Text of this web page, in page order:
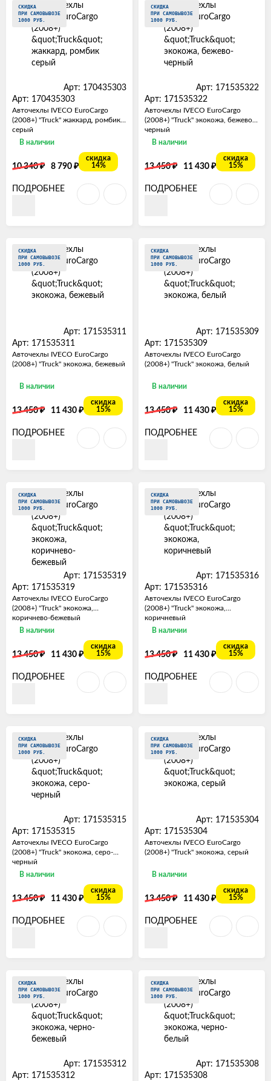
СКИДКА
ПРИ САМОВЫВОЗЕ
1000 РУБ.
Арт: 170435303
Арт: 170435303
Авточехлы IVECO EuroCargo
(2008+) "Truck" жаккард, ромбик
серый
В наличии
10 340₽ 8 790 ₽
скидка
14%
ПОДРОБНЕЕ
СКИДКА
ПРИ САМОВЫВОЗЕ
1000 РУБ.
Арт: 171535322
Арт: 171535322
Авточехлы IVECO EuroCargo
(2008+) "Truck" экокожа, бежево-
черный
В наличии
13 450₽ 11 430 ₽
скидка
15%
ПОДРОБНЕЕ
СКИДКА
ПРИ САМОВЫВОЗЕ
1000 РУБ.
Арт: 171535311
Арт: 171535311
Авточехлы IVECO EuroCargo
(2008+) "Truck" экокожа, бежевый
В наличии
13 450₽ 11 430 ₽
скидка
15%
ПОДРОБНЕЕ
СКИДКА
ПРИ САМОВЫВОЗЕ
1000 РУБ.
Арт: 171535309
Арт: 171535309
Авточехлы IVECO EuroCargo
(2008+) "Truck" экокожа, белый
В наличии
13 450₽ 11 430 ₽
скидка
15%
ПОДРОБНЕЕ
СКИДКА
ПРИ САМОВЫВОЗЕ
1000 РУБ.
Арт: 171535319
Арт: 171535319
Авточехлы IVECO EuroCargo
(2008+) "Truck" экокожа,
коричнево-бежевый
В наличии
13 450₽ 11 430 ₽
скидка
15%
ПОДРОБНЕЕ
СКИДКА
ПРИ САМОВЫВОЗЕ
1000 РУБ.
Арт: 171535316
Арт: 171535316
Авточехлы IVECO EuroCargo
(2008+) "Truck" экокожа,
коричневый
В наличии
13 450₽ 11 430 ₽
скидка
15%
ПОДРОБНЕЕ
СКИДКА
ПРИ САМОВЫВОЗЕ
1000 РУБ.
Арт: 171535315
Арт: 171535315
Авточехлы IVECO EuroCargo
(2008+) "Truck" экокожа, серо-
черный
В наличии
13 450₽ 11 430 ₽
скидка
15%
ПОДРОБНЕЕ
СКИДКА
ПРИ САМОВЫВОЗЕ
1000 РУБ.
Арт: 171535304
Арт: 171535304
Авточехлы IVECO EuroCargo
(2008+) "Truck" экокожа, серый
В наличии
13 450₽ 11 430 ₽
скидка
15%
ПОДРОБНЕЕ
СКИДКА
ПРИ САМОВЫВОЗЕ
1000 РУБ.
Арт: 171535312
Арт: 171535312
СКИДКА
ПРИ САМОВЫВОЗЕ
1000 РУБ.
Арт: 171535308
Арт: 171535308